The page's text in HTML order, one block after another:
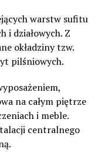
warstw sufitu
i działowych. Z
okładziny tzw.
pilśniowych.
na całym piętrze
i meble.
centralnego